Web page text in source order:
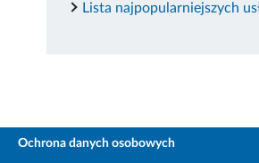
Lista najpopularniejszych
Ochrona danych osobowych